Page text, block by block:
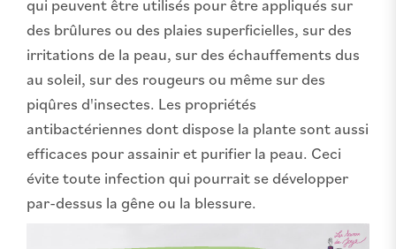
qui peuvent être utilisés pour être appliqués sur
des brûlures ou des plaies superficielles, sur des
irritations de la peau, sur des échauffements dus
au soleil, sur des rougeurs ou même sur des
piqûres d'insectes. Les propriétés
antibactériennes dont dispose la plante sont aussi
efficaces pour assainir et purifier la peau. Ceci
évite toute infection qui pourrait se développer
par-dessus la gêne ou la blessure.